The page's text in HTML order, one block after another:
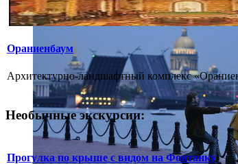
Ораниенбаум
Архитектурно-ландшафтный комплекс
Необычные экскурсии:
Прогулка по крыше с видом на Фонтанку